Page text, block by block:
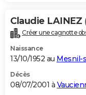
Claudie LAINEZ
Créer une cagnotte
Naissance
13/10/1952 au Mesnil-
Décès
08/07/2001 à